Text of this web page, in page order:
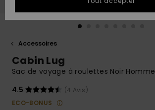
conversation
à votre
Démarrer
Accessoires
Cabin Lug
Sac de voyage à roulettes Noir Homme
4.5
(4 Avis)
ECO-BONUS